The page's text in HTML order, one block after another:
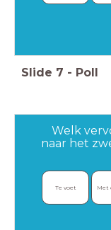
Slide 7 - Poll
Welk
naar het
Te voet Met